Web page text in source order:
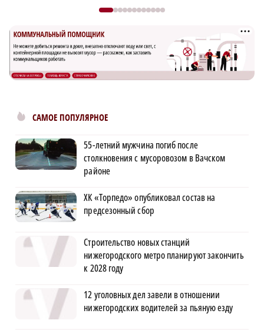
САМОЕ ПОПУЛЯРНОЕ
55-летний мужчина погиб после
столкновения с мусоровозом в Вачском
районе
ХК «Торпедо» опубликовал состав на
предсезонный сбор
Строительство новых станций
нижегородского метро планируют закончить
к 2028 году
12 уголовных дел завели в отношении
нижегородских водителей за пьяную езду